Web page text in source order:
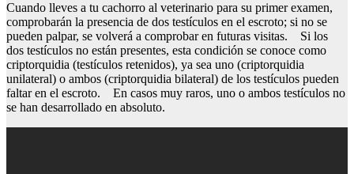
Cuando lleves a tu cachorro al veterinario para su primer examen,
comprobarán la presencia de dos testículos en el escroto; si no se
pueden palpar, se volverá a comprobar en futuras visitas. Si los
dos testículos no están presentes, esta condición se conoce como
criptorquidia (testículos retenidos), ya sea uno (criptorquidia
unilateral) o ambos (criptorquidia bilateral) de los testículos pueden
faltar en el escroto. En casos muy raros, uno o ambos testículos no
se han desarrollado en absoluto.